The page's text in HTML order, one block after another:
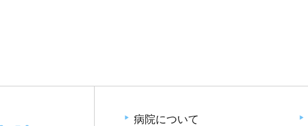
病院について